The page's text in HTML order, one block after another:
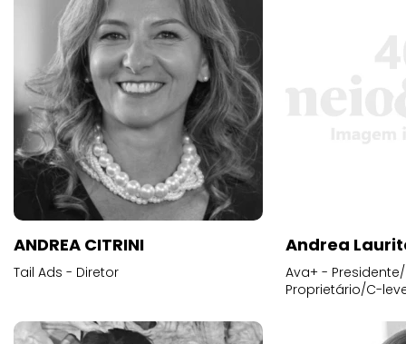
ANDREA CITRINI
Tail Ads - Diretor
Andrea
Ava+ -
Proprietário/C-